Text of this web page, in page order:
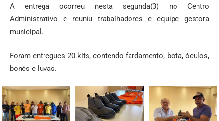
A entrega ocorreu nesta segunda(3) no Centro
Administrativo e reuniu trabalhadores e equipe gestora
municipal.
Foram entregues 20 kits, contendo fardamento, bota, óculos,
bonés e luvas.